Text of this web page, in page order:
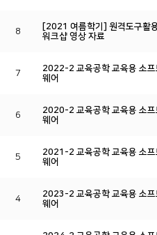
8
[2021 여름학기] 원격도구활
워크샵 영상 자료
7
2022-2 교육공학 교육용 소프
웨어
6
2020-2 교육공학 교육용 소프
웨어
5
2021-2 교육공학 교육용 소프
웨어
4
2023-2 교육공학 교육용 소프
웨어